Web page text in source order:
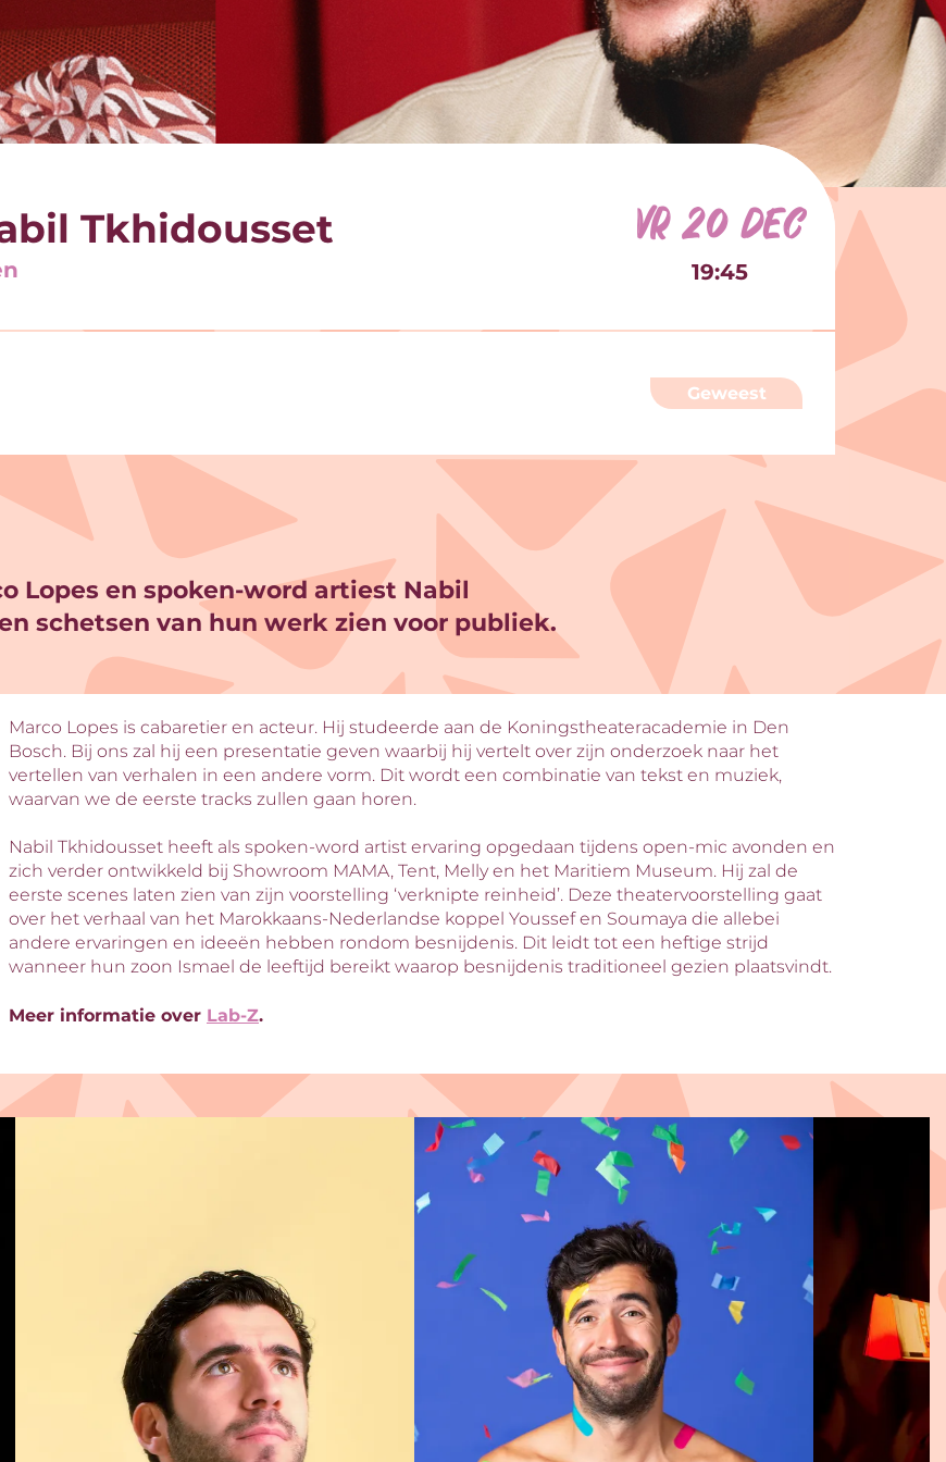
Tkhidousset vr 20 dec
19:45
Geweest
Lopes en spoken-word artiest Nabil
schetsen van hun werk zien voor publiek.
Marco Lopes is cabaretier en acteur. Hij studeerde aan de Koningstheateracademie in Den
Bosch. Bij ons zal hij een presentatie geven waarbij hij vertelt over zijn onderzoek naar het
vertellen van verhalen in een andere vorm. Dit wordt een combinatie van tekst en muziek,
waarvan we de eerste tracks zullen gaan horen.
Nabil Tkhidousset heeft als spoken-word artist ervaring opgedaan tijdens open-mic avonden en
zich verder ontwikkeld bij Showroom MAMA, Tent, Melly en het Maritiem Museum. Hij zal de
eerste scenes laten zien van zijn voorstelling ‘verknipte reinheid’. Deze theatervoorstelling gaat
over het verhaal van het Marokkaans-Nederlandse koppel Youssef en Soumaya die allebei
andere ervaringen en ideeën hebben rondom besnijdenis. Dit leidt tot een heftige strijd
wanneer hun zoon Ismael de leeftijd bereikt waarop besnijdenis traditioneel gezien plaatsvindt.
Meer informatie over Lab-Z.
Inzoomen